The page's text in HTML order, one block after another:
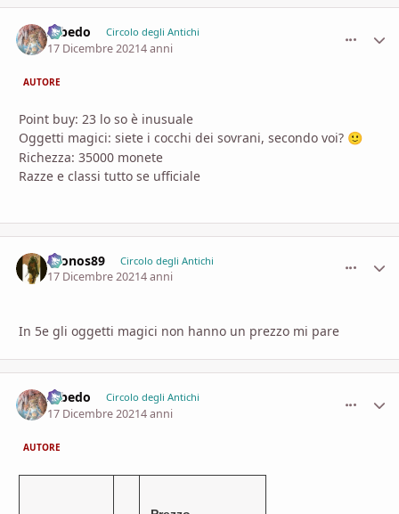
Albedo Circolo degli Antichi
17 Dicembre 20214 anni
AUTORE
Point buy: 23 lo so è inusuale
Oggetti magici: siete i cocchi dei sovrani, secondo voi? 🙂
Richezza: 35000 monete
Razze e classi tutto se ufficiale
Cronos89 Circolo degli Antichi
17 Dicembre 20214 anni
In 5e gli oggetti magici non hanno un prezzo mi pare
Albedo Circolo degli Antichi
17 Dicembre 20214 anni
AUTORE